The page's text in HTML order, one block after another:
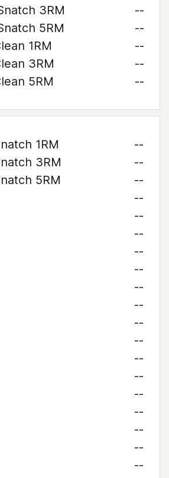
3RM
--
5RM
--
1RM
--
3RM
--
5RM
--
1RM
--
3RM
--
5RM
--
--
--
--
--
--
--
--
--
--
--
--
--
--
--
--
--